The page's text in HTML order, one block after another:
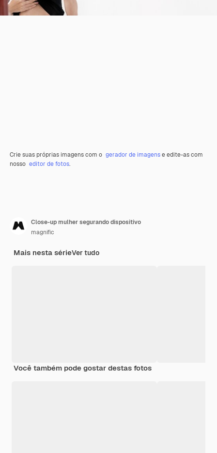
Crie suas próprias imagens com o gerador de imagense edite-as com
nosso editor de fotos.
Close-up mulher segurando dispositivo
magnific
Mais nesta sérieVer tudo
Você também pode gostar destas fotos